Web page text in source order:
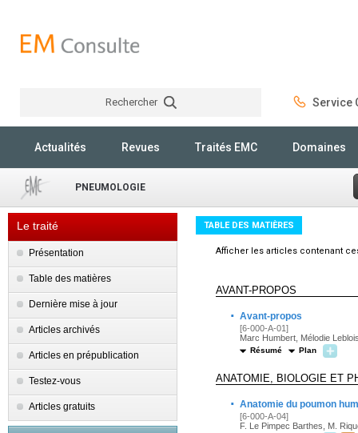
Rechercher Service
Actualités Revues Traités EMC Domaines
PNEUMOLOGIE
Le traité
Présentation
Table des matières
Dernière mise à jour
Articles archivés
Articles en prépublication
Testez-vous
Articles gratuits
TABLE DES MATIÈRES
Afficher les articles contenant
AVANT-PROPOS
· Avant-propos
[6-000-A-01]
Marc Humbert, Mélodie
Résumé Plan
ANATOMIE, BIOLOGIE ET
· Anatomie du poumon
[6-000-A-04]
F. Le Pimpec Barthes, M.